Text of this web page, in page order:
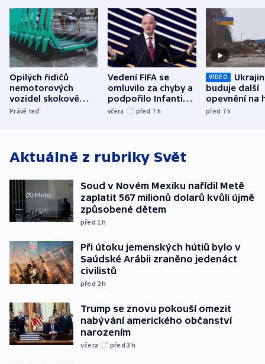
Opilých řidičů
nemotorových
vozidel skokově
přibylo, nejvíc ve
Právě teď
Vedení FIFA se
omluvilo za chyby a
podpořilo Infantina.
UEFA trvá na
včera před 7 h
VIDEO
buduje další
opevnění na
s Běloruskem
před 7h
Aktuálně z rubriky Svět
Soud v Novém Mexiku nařídil Metě
zaplatit 567 milionů dolarů kvůli újmě
způsobené dětem
před 1h
Při útoku jemenských hútiů bylo v
Saúdské Arábii zraněno jedenáct
civilistů
před 2h
Trump se znovu pokouší omezit
nabývání amerického občanství
narozením
včera před 3h